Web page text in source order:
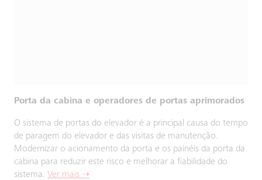
Porta da cabina e operadores de portas aprimorados
O sistema de portas do elevador é a principal causa do tempo
de paragem do elevador e das visitas de manutenção.
Modernizar o acionamento da porta e os painéis da porta da
cabina para reduzir este risco e melhorar a fiabilidade do
sistema. Ver mais ➝